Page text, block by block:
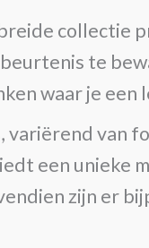
collectie
te
waar je een
variërend van
een unieke
zijn er